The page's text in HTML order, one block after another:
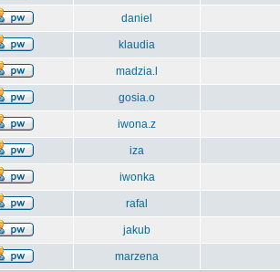
daniel
klaudia
madzia.l
gosia.o
iwona.z
iza
iwonka
rafal
jakub
marzena